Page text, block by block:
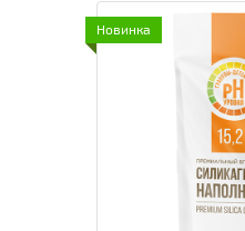
Новинка